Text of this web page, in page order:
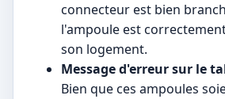
connecteur est bien
l'ampoule est
son logement.
Message d'erreur sur le
Bien que ces ampoules